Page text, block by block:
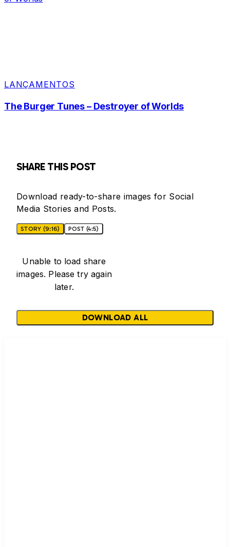
LANÇAMENTOS
The Burger Tunes – Destroyer of Worlds
SHARE THIS POST
Download ready-to-share images for Social
Media Stories and Posts.
STORY (9:16) POST (4:5)
Unable to load share
images. Please try again
later.
DOWNLOAD ALL